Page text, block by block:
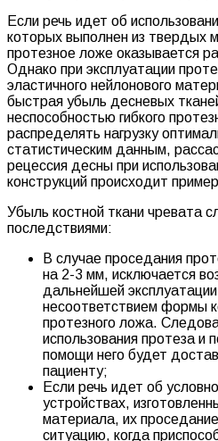
Если речь идет об
которых выполнен из твердых
протезное ложе оказывается
Однако при эксплуатации
эластичного нейлонового
быстрая убыль десневых
неспособностью гибкого
распределять нагрузку
статистическим данным,
рецессия десны при
конструкций происходит
Убыль костной ткани чревата
последствиями:
В случае проседания
на 2-3 мм, исключается
дальнейшей
несоответствием формы
протезного ложа.
использования протеза и
помощи него будет
пациенту;
Если речь идет об
устройствах,
материала, их
ситуацию, когда